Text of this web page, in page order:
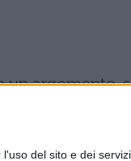
del sito e dei
un argomento,
buona
domande: